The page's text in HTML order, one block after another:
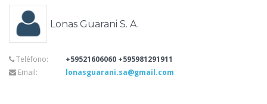
Lonas Guarani S. A.
Teléfono:
+59521606060 +595981291911
Email:
lonasguarani.sa@gmail.com